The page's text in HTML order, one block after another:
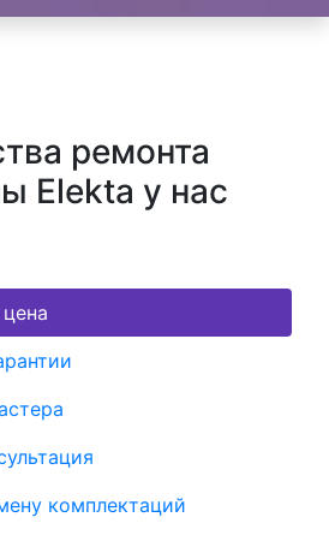
ремонта
Elekta у нас
комплектаций